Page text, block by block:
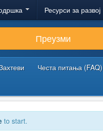
Ресурси за развој
Преузми
Честа питања (FAQ)
to start.